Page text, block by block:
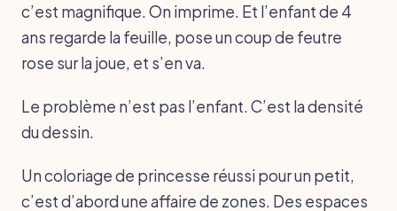
c’est magnifique. On imprime. Et l’enfant de 4
ans regarde la feuille, pose un coup de feutre
rose sur la joue, et s’en va.
Le problème n’est pas l’enfant. C’est la densité
du dessin.
Un coloriage de princesse réussi pour un petit,
c’est d’abord une affaire de zones. Des espaces